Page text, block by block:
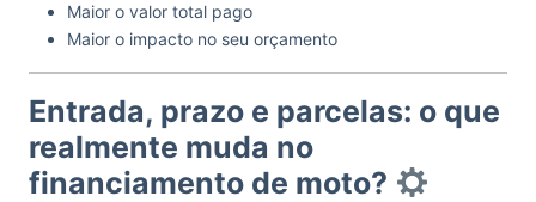
Maior o valor total pago
Maior o impacto no seu orçamento
Entrada, prazo e parcelas: o que
realmente muda no
financiamento de moto?